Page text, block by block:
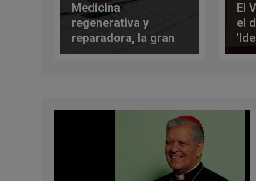
Medicina
regenerativa y
reparadora, la gran
esperanza
El
el